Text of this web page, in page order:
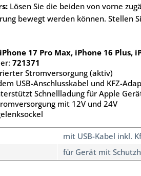
Lösen Sie die beiden von vorne
bewegt werden können. Stellen
17 Pro Max, iPhone 16 Plus,
721371
Stromversorgung (aktiv)
USB-Anschlusskabel und KFZ-
Schnellladung für Apple
mit 12V und 24V
mit USB-Kabel inkl.
für Gerät mit